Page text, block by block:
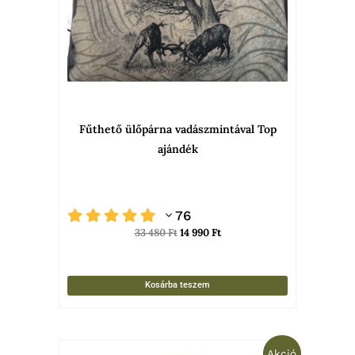
Fűthető ülőpárna vadászmintával Top
ajándék
76
33 480Ft 14 990Ft
Kosárba teszem
Ennek